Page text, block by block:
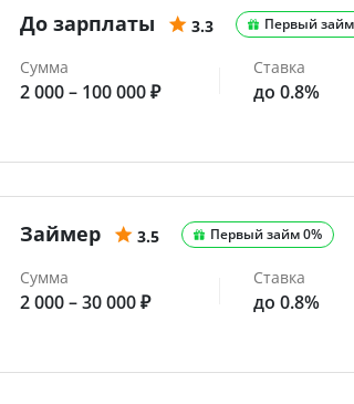
До зарплаты 3.3 Первый
Сумма
2 000 – 100 000 ₽
Ставка
до 0.8%
Займер 3.5 Первый займ 0%
Сумма
2 000 – 30 000 ₽
Ставка
до 0.8%